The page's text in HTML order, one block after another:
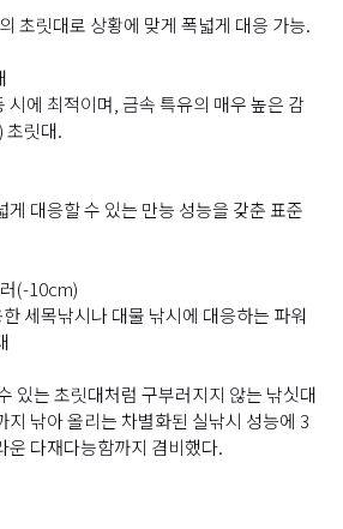
초릿대로 상황에 맞게 폭넓게 대응 가능.
시에 최적이며, 금속 특유의 매우 높은 감
초릿대.
게 대응할 수 있는 만능 성능을 갖춘 표준
(-10cm)
세목낚시나 대물 낚시에 대응하는 파워
있는 초릿대처럼 구부러지지 않는 낚싯대
지 낚아 올리는 차별화된 실낚시 성능에 3
운 다재다능함까지 겸비했다.